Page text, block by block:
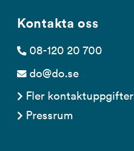
Kontakta oss
08-120 20 700
do@do.se
Fler kontaktuppgifter
Pressrum